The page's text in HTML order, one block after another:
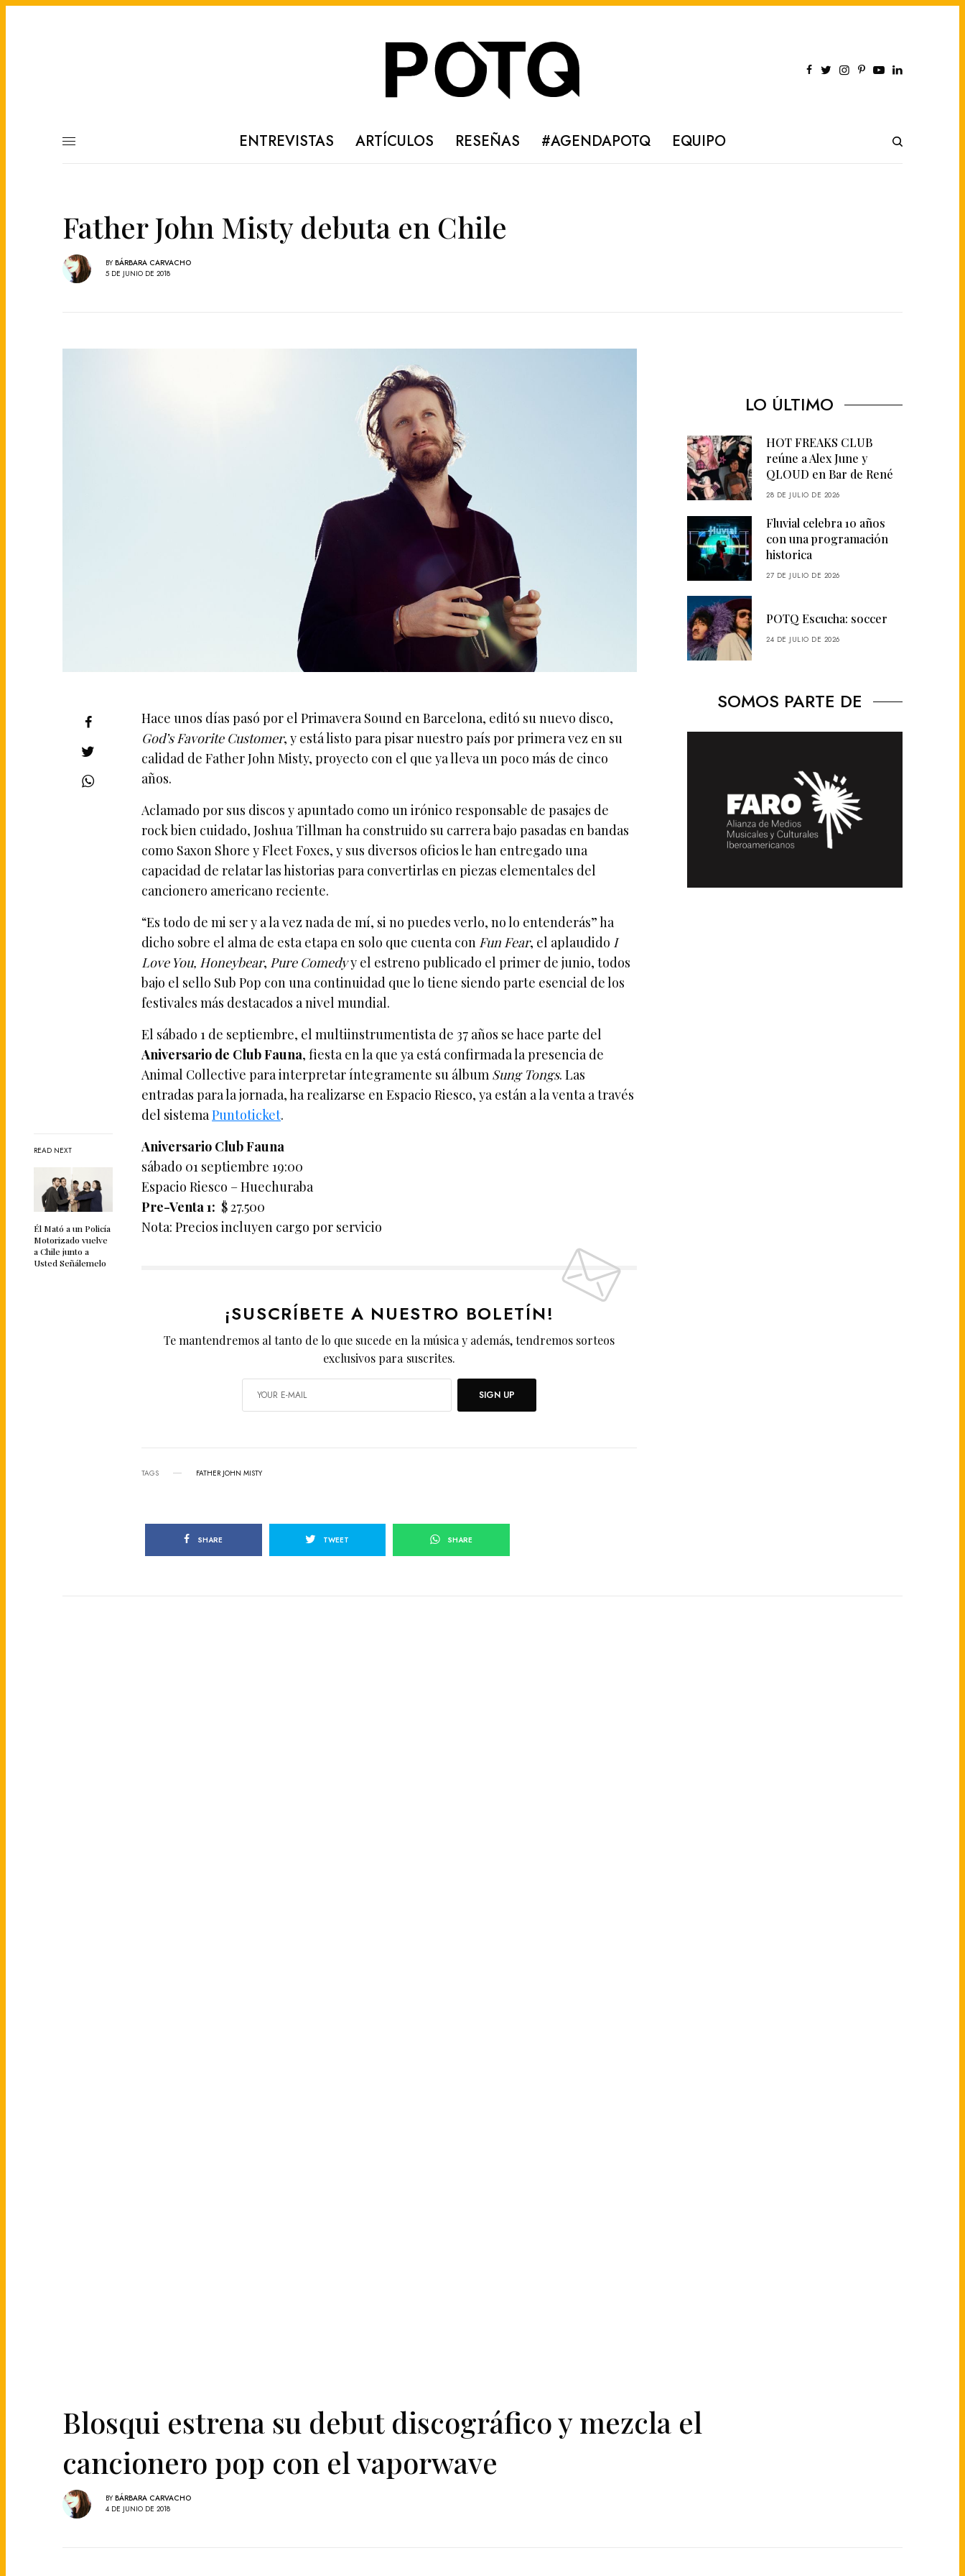
ENTREVISTAS ARTÍCULOS RESEÑAS #AGENDAPOTQ EQUIPO
Father John Misty debuta en Chile
BY BÁRBARA CARVACHO
5 DE JUNIO DE 2018
READ NEXT
Él Mató a un Policía
Motorizado vuelve
a Chile junto a
Usted Señálemelo
Hace unos días pasó por el Primavera Sound en Barcelona, editó su nuevo disco,
God’s Favorite Customer, y está listo para pisar nuestro país por primera vez en su
calidad de Father John Misty, proyecto con el que ya lleva un poco más de cinco
años.
Aclamado por sus discos y apuntado como un irónico responsable de pasajes de
rock bien cuidado, Joshua Tillman ha construido su carrera bajo pasadas en bandas
como Saxon Shore y Fleet Foxes, y sus diversos oficios le han entregado una
capacidad de relatar las historias para convertirlas en piezas elementales del
cancionero americano reciente.
“Es todo de mi ser y a la vez nada de mí, si no puedes verlo, no lo entenderás” ha
dicho sobre el alma de esta etapa en solo que cuenta con Fun Fear, el aplaudido I
Love You, Honeybear, Pure Comedyy el estreno publicado el primer de junio, todos
bajo el sello Sub Pop con una continuidad que lo tiene siendo parte esencial de los
festivales más destacados a nivel mundial.
El sábado 1 de septiembre, el multiinstrumentista de 37 años se hace parte del
Aniversario de Club Fauna, fiesta en la que ya está confirmada la presencia de
Animal Collective para interpretar íntegramente su álbum Sung Tongs. Las
entradas para la jornada, ha realizarse en Espacio Riesco, ya están a la venta a través
del sistemaPuntoticket.
Aniversario Club Fauna
sábado 01 septiembre 19:00
Espacio Riesco – Huechuraba
Pre-Venta 1: $ 27.500
Nota: Precios incluyen cargo por servicio
¡SUSCRÍBETE A NUESTRO BOLETÍN!
Te mantendremos al tanto de lo que sucede en la música y además, tendremos sorteos
exclusivos para suscrites.
SIGN UP
TAGS FATHER JOHN MISTY
SHARE TWEET SHARE
LO ÚLTIMO
HOT FREAKS CLUB
reúne a Alex June y
QLOUD en Bar de René
28 DE JULIO DE 2026
Fluvial celebra 10 años
con una programación
historica
27 DE JULIO DE 2026
POTQ Escucha: soccer
24 DE JULIO DE 2026
SOMOS PARTE DE
Blosqui estrena su debut discográfico y mezcla el
cancionero pop con el vaporwave
BY BÁRBARA CARVACHO
4 DE JUNIO DE 2018